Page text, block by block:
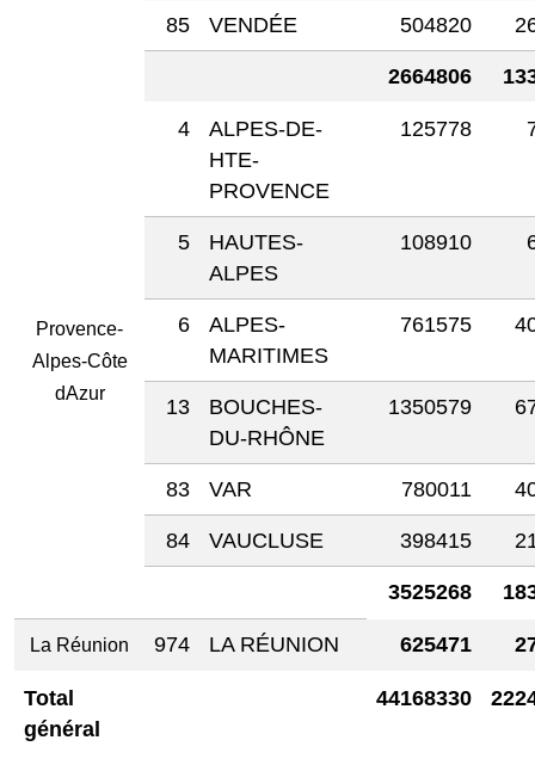
85 VENDÉE 504820
2664806
Provence-
Alpes-Côte
dAzur
4
ALPES-DE-
HTE-
PROVENCE
125778
5
HAUTES-
ALPES
108910
6
ALPES-
MARITIMES
761575
13
BOUCHES-
DU-RHÔNE
1350579
83 VAR 780011
84 VAUCLUSE 398415
3525268
La Réunion 974 LA RÉUNION 625471
Total
général
44168330